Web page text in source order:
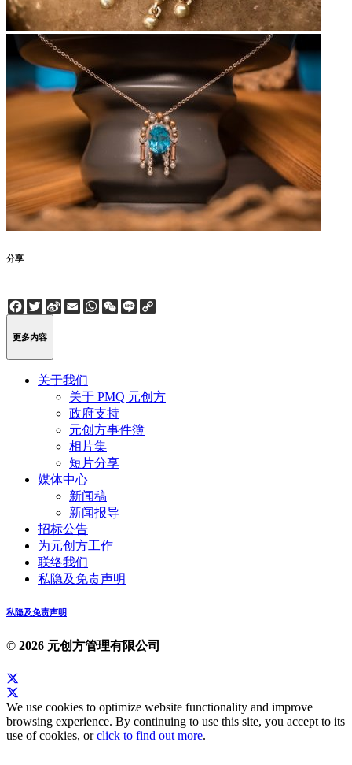
分享
Facebook
Twitter
Sina
Weibo
EmailWhatsApp
WeChat
Line
更多内容
关于我们
关于 PMQ 元创方
政府支持
元创方事件簿
相片集
短片分享
媒体中心
新闻稿
新闻报导
招标公告
为元创方工作
联络我们
私隐及免责声明
私隐及免责声明
© 2026 元创方管理有限公司
We use cookies to optimize website functionality and improve
browsing experience. By continuing to use this site, you accept to its
use of cookies, orclick to find out more.